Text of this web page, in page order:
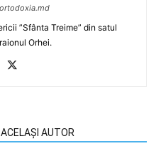
”Sfânta Treime” din satul
Orhei.
ACELAȘI AUTOR